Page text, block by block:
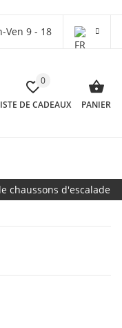
Ven 9 - 18
0
DE CADEAUX PANIER
chaussons d'escalade